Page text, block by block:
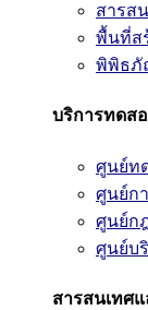
สารส
พื้นที่ส
พิพิธ
บริการทดส
ศูนย์ท
ศูนย์ก
ศูนย์ก
ศูนย์บ
สารสนเทศ